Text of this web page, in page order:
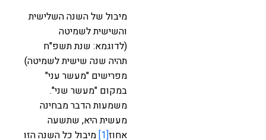
מיבול של השנה השלישית
והשישית לשמיטה
(לדוגמא: שנת תשפ"ח
תהיה שנה שישית לשמיטה)
מפרישים "מעשר עני"
במקום "מעשר שני".
משמעות הדבר מבחינה
מעשית היא, שתשעה
מיבול כל השנה הזו